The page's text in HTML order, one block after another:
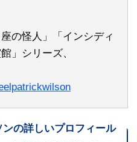
の怪人」「インシディ
」シリーズ、
の詳しいプロフィール